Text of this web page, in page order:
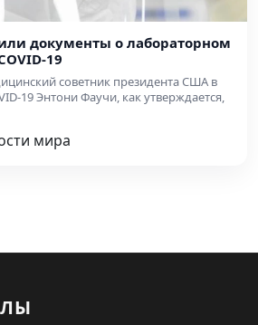
документы о лабораторном
19
советник президента США в
19 Энтони Фаучи, как утверждается,
мира